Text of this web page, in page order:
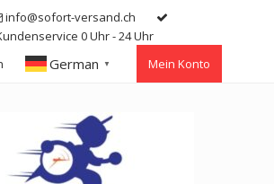
info@sofort-versand.ch
0 Uhr - 24 Uhr
German ▼ Mein Konto